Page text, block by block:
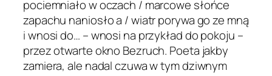
pociemniało w oczach / marcowe słońce
zapachu naniosło a / wiatr porywa go ze mną
i wnosi do… – wnosi na przykład do pokoju –
przez otwarte okno Bezruch. Poeta jakby
zamiera, ale nadal czuwa w tym dziwnym